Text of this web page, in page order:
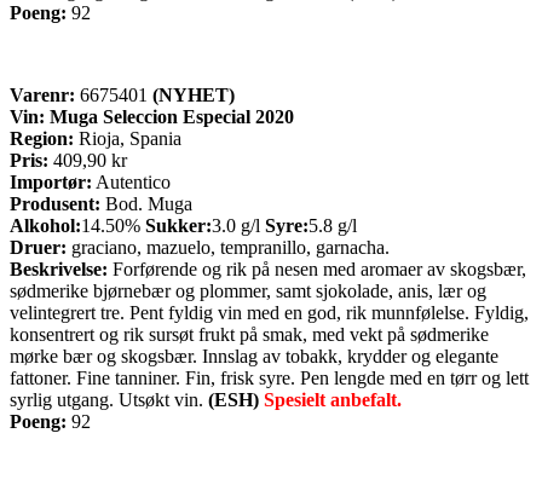
Poeng: 92
Varenr: 6675401 (NYHET)
Vin: Muga Seleccion Especial 2020
Region: Rioja, Spania
Pris: 409,90 kr
Importør: Autentico
Produsent: Bod. Muga
Alkohol:14.50% Sukker:3.0 g/l Syre:5.8 g/l
Druer: graciano, mazuelo, tempranillo, garnacha.
Beskrivelse: Forførende og rik på nesen med aromaer av skogsbær,
sødmerike bjørnebær og plommer, samt sjokolade, anis, lær og
velintegrert tre. Pent fyldig vin med en god, rik munnfølelse. Fyldig,
konsentrert og rik sursøt frukt på smak, med vekt på sødmerike
mørke bær og skogsbær. Innslag av tobakk, krydder og elegante
fattoner. Fine tanniner. Fin, frisk syre. Pen lengde med en tørr og lett
syrlig utgang. Utsøkt vin. (ESH) Spesielt anbefalt.
Poeng: 92